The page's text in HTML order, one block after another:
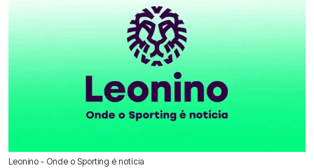
Leonino - Onde o Sporting é notícia